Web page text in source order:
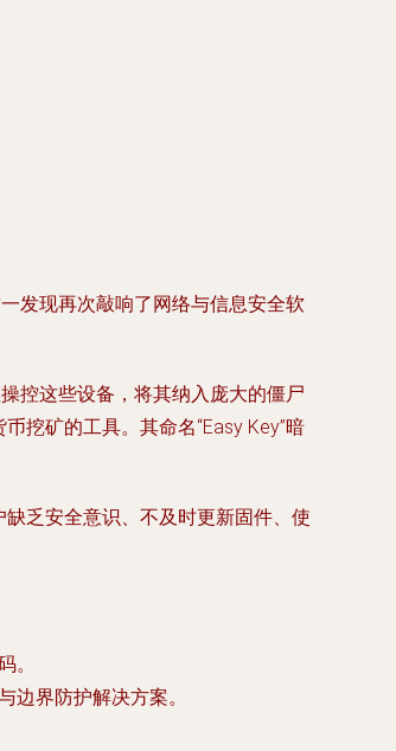
发现再次敲响了网络与信息安全软
控这些设备，将其纳入庞大的僵尸
挖矿的工具。其命名“Easy Key”暗
乏安全意识、不及时更新固件、使
。
边界防护解决方案。